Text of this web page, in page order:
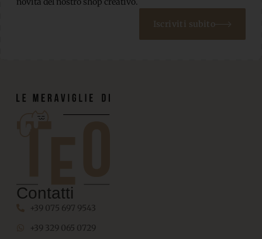
Iscriviti subito
Contatti
+39 075 697 9543
+39 329 065 0729